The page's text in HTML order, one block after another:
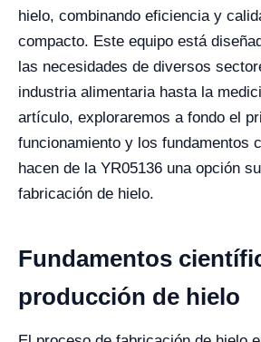
hielo, combinando eficiencia y
compacto. Este equipo está
las necesidades de diversos
industria alimentaria hasta la
artículo, exploraremos a fondo el
funcionamiento y los fundamentos
hacen de la YR05136 una opción
fabricación de hielo.
Fundamentos
producción de hielo